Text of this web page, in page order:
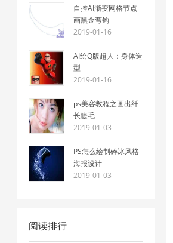
自控AI渐变网格节点
画黑金弯钩
2019-01-16
AI绘Q版超人：身体造
型
2019-01-16
ps美容教程之画出纤
长睫毛
2019-01-03
PS怎么绘制碎冰风格
海报设计
2019-01-03
阅读排行